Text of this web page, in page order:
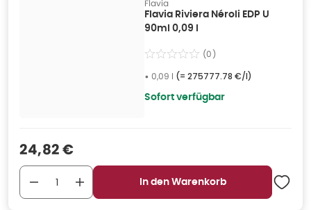
Flavia
Flavia Riviera Néroli EDP U
90ml 0,09 l
(0)
• 0,09 l (= 275777.78 €/l)
Sofort verfügbar
Verkaufspreis
24,82 €
In den Warenkorb